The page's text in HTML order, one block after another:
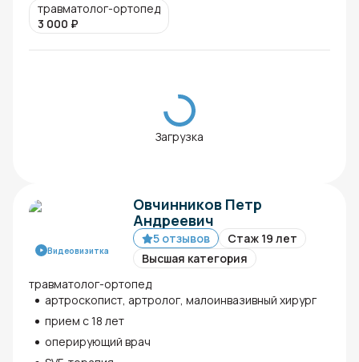
травматолог-ортопед
3 000 ₽
Загрузка
Видеовизитка
Овчинников Петр
Андреевич
5 отзывов
Стаж 19 лет
Высшая категория
травматолог-ортопед
артроскопист, артролог, малоинвазивный хирург
прием с 18 лет
оперирующий врач